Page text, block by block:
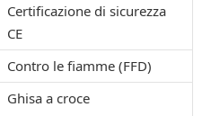
Certificazione di sicurezza
CE
Contro le fiamme (FFD)
Ghisa a croce